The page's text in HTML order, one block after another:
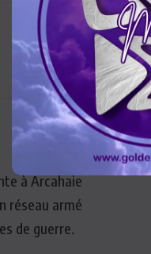
à Arcahaie
réseau armé
de guerre.